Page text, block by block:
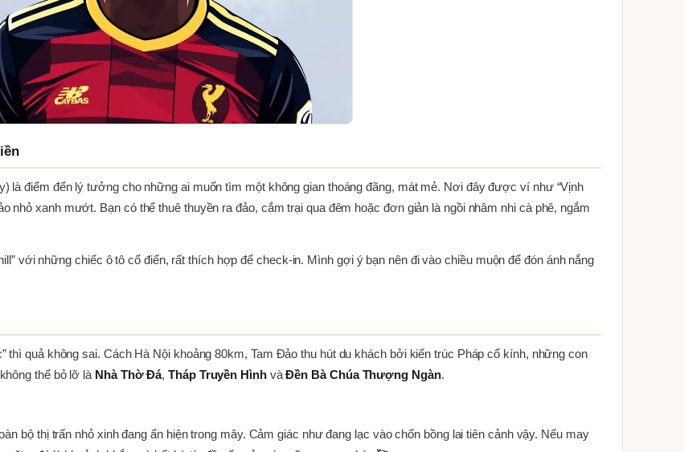
là điểm đến lý tưởng cho những ai muốn tìm một không gian thoáng đãng, mát mẻ. Nơi đây được ví như “Vịnh
nhỏ xanh mướt. Bạn có thể thuê thuyền ra đảo, cắm trại qua đêm hoặc đơn giản là ngồi nhâm nhi cà phê, ngắm
với những chiếc ô tô cổ điển, rất thích hợp để check-in. Mình gợi ý bạn nên đi vào chiều muộn để đón ánh nắng
thì quả không sai. Cách Hà Nội khoảng 80km, Tam Đảo thu hút du khách bởi kiến trúc Pháp cổ kính, những con
thể bỏ lỡ là Nhà Thờ Đá,Tháp Truyền HìnhvàĐền Bà Chúa Thượng Ngàn.
bộ thị trấn nhỏ xinh đang ẩn hiện trong mây. Cảm giác như đang lạc vào chốn bồng lai tiên cảnh vậy. Nếu may